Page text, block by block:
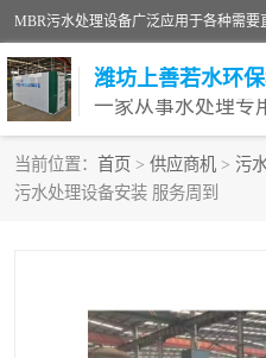
潍坊上善若水环
一家从事水处理专
当前位置： 首页 > 供应商机 > 污
污水处理设备安装 服务周到
污水处理设备
洗涤污水处理设备